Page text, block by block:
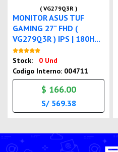
( VG279Q3R )
MONITOR ASUS TUF
GAMING 27" FHD (
VG279Q3R ) IPS | 180H...
Stock:
0 Und
Codigo Interno: 004711
$ 166.00
S/ 569.38